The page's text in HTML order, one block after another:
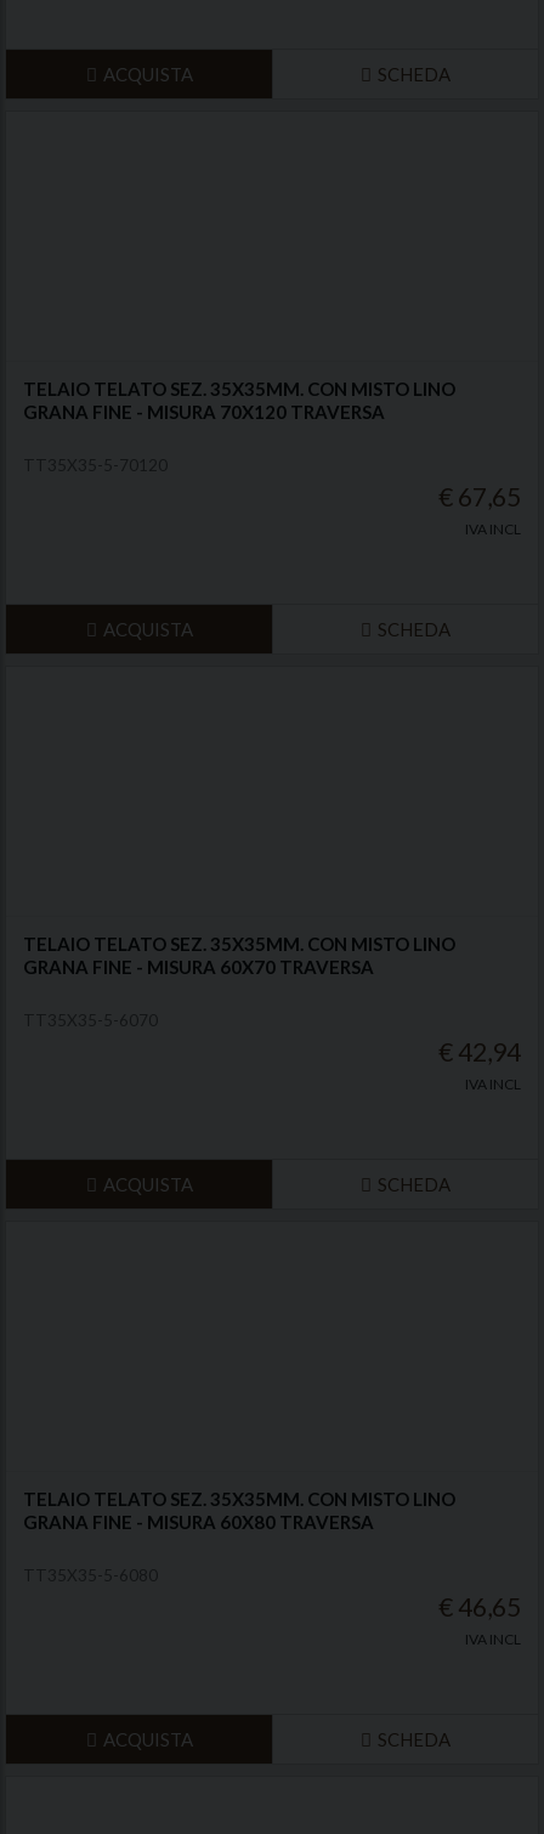
ACQUISTA SCHEDA
TELAIO TELATO SEZ. 35X35MM. CON MISTO LINO
GRANA FINE - MISURA 70X120 TRAVERSA
€ 67,65
IVA INCL
ACQUISTA SCHEDA
TELAIO TELATO SEZ. 35X35MM. CON MISTO LINO
GRANA FINE - MISURA 60X70 TRAVERSA
€ 42,94
IVA INCL
ACQUISTA SCHEDA
TELAIO TELATO SEZ. 35X35MM. CON MISTO LINO
GRANA FINE - MISURA 60X80 TRAVERSA
€ 46,65
IVA INCL
ACQUISTA SCHEDA